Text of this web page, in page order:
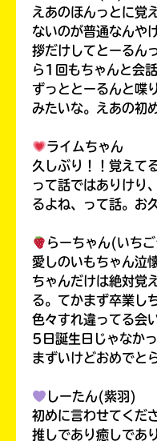
えあのほんっとに覚
ないのが普通なんや
拶だけしてとーるん
ら1回もちゃんと会
ずっととーるんと喋
みたいな。えあの初
ライムちゃん
久しぶり！！覚えて
って話ではありけり
るよね、って話。お
らーちゃん(いち
愛しのいもちゃん泣
ちゃんだけは絶対覚
る。てかまず卒業し
色々すれ違ってる会
5日誕生日じゃなか
まずいけどおめでと
しーたん(紫羽)
初めに言わせてくだ
推しであり癒しであ